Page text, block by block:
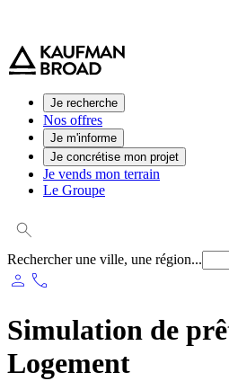
Je recherche
Nos offres
Je m'informe
Je concrétise mon projet
Je vends mon terrain
Le Groupe
Rechercher une ville, une région...
person phone
Simulation de
Logement